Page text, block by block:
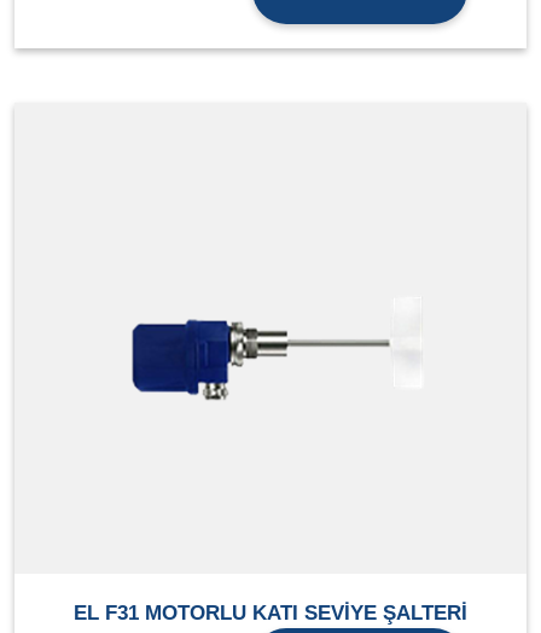
EL F31 MOTORLU KATI SEVİYE ŞALTERİ